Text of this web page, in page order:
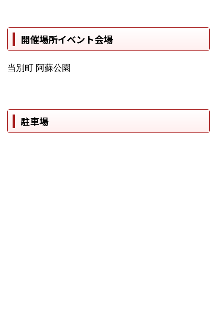
開催場所イベント会場
当別町 阿蘇公園
駐車場